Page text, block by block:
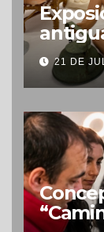
21 DE